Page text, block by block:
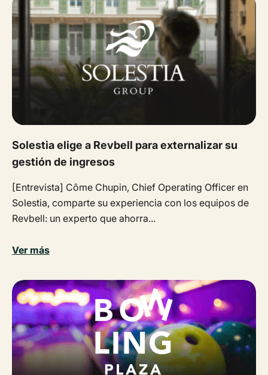
Solestia elige a Revbell para externalizar su
gestión de ingresos
[Entrevista] Côme Chupin, Chief Operating Officer en
Solestia, comparte su experiencia con los equipos de
Revbell: un experto que ahorra...
Ver más